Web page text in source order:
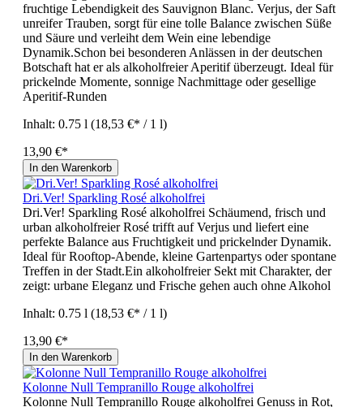
fruchtige Lebendigkeit des Sauvignon Blanc. Verjus, der Saft
unreifer Trauben, sorgt für eine tolle Balance zwischen Süße
und Säure und verleiht dem Wein eine lebendige
Dynamik.Schon bei besonderen Anlässen in der deutschen
Botschaft hat er als alkoholfreier Aperitif überzeugt. Ideal für
prickelnde Momente, sonnige Nachmittage oder gesellige
Aperitif-Runden
Inhalt: 0.75 l (18,53 €* / 1 l)
13,90 €*
In den Warenkorb
Dri.Ver! Sparkling Rosé alkoholfrei
Dri.Ver! Sparkling Rosé alkoholfrei Schäumend, frisch und
urban alkoholfreier Rosé trifft auf Verjus und liefert eine
perfekte Balance aus Fruchtigkeit und prickelnder Dynamik.
Ideal für Rooftop-Abende, kleine Gartenpartys oder spontane
Treffen in der Stadt.Ein alkoholfreier Sekt mit Charakter, der
zeigt: urbane Eleganz und Frische gehen auch ohne Alkohol
Inhalt: 0.75 l (18,53 €* / 1 l)
13,90 €*
In den Warenkorb
Kolonne Null Tempranillo Rouge alkoholfrei
Kolonne Null Tempranillo Rouge alkoholfrei Genuss in Rot,